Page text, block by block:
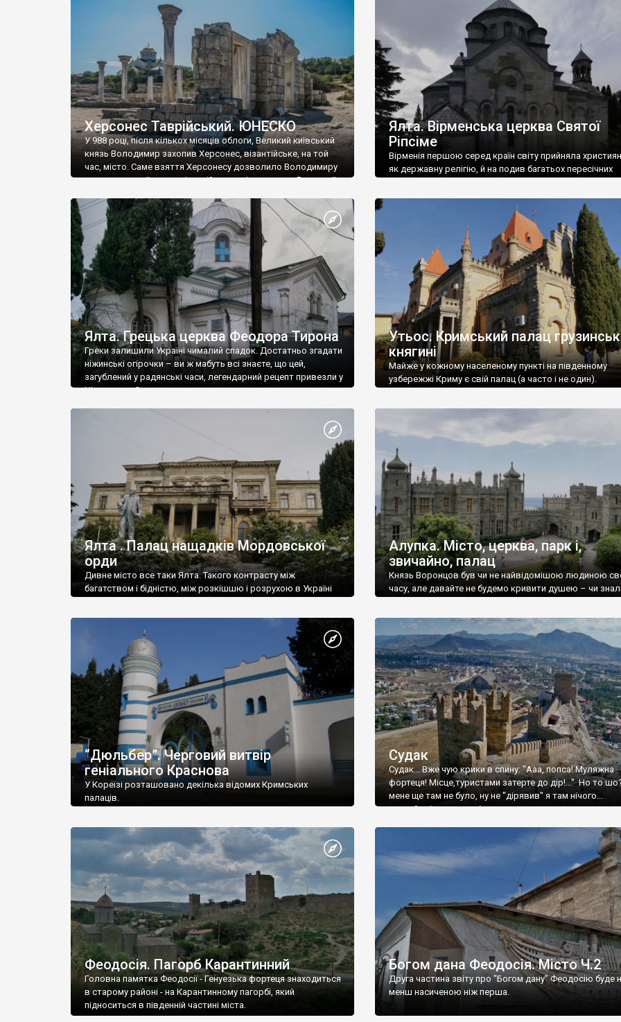
візантійської доби. Раритети викрадені з фондів об’єкту
культурної спадщини ЮНЕСКО «Херсонеса Таврійського».
Офіційно – на виставку «Золото Візантії», але експерти та
влада в Україні вважають це лише […]
називаються «повстяками» (postaki)…” “Вино. Крим
виробляє відмінне вино і його вдосталь: воно все
легке біле і дуже […]
Херсонес Таврійський. ЮНЕСКО
У 988 році, після кількох місяців облоги, Великий київський
князь Володимир захопив Херсонес, візантійське, на той
час, місто. Саме взяття Херсонесу дозволило Володимиру
диктувати свої умови візантійському імператору Василю ІІ,
Херсонесі Володимир-язичник, став Василем-
християнином. А потім було Хрещення Русі. На честь
Херсонесу Таврійського названо місто […]
Ялта. Вірменська церква Святої
Ріпсіме
Вірменія першою серед країн світу прийняла
як державну релігію, й на подив багатьох пересічних
Ялта. Грецька церква Феодора Тирона
Греки залишили Україні чималий спадок. Достатньо згадати
ніжинські огірочки – ви ж мабуть всі знаєте, що цей,
загублений у радянські часи, легендарний рецепт привезли у
Ніжин греки?
Утьос. Кримський палац
княгині
Майже у кожному населеному пункті на південному
узбережжі Криму є свій палац (а часто і не один).
Ялта . Палац нащадків Мордовської
орди
Дивне місто все таки Ялта. Такого контрасту між
багатством і бідністю, між розкішшю і розрухою в Україні
Алупка. Місто, церква, парк і,
звичайно, палац
Князь Воронцов був чи не найвідомішою людиною
часу, але давайте не будемо кривити душею – чи
“Дюльбер”. Черговий витвір
геніального Краснова
У Кореїзі розташовано декілька відомих Кримських
палаців.
Судак
Судак... Вже чую крики в спину: "Ааа, попса! Муляжна
фортеця! Місце,туристами затерте до дір!..." Но то
мене ще там не було, ну не "дірявив" я там нічого...
принаймні до цього літа.
Феодосія. Пагорб Карантинний
Головна памятка Феодосії - Генуезька фортеця знаходиться
в старому районі - на Карантинному пагорбі, який
підноситься в південній частині міста.
Богом дана Феодосія. Місто Ч.2
Друга частина звіту про "Богом дану" Феодосію буде
менш насиченою ніж перша.